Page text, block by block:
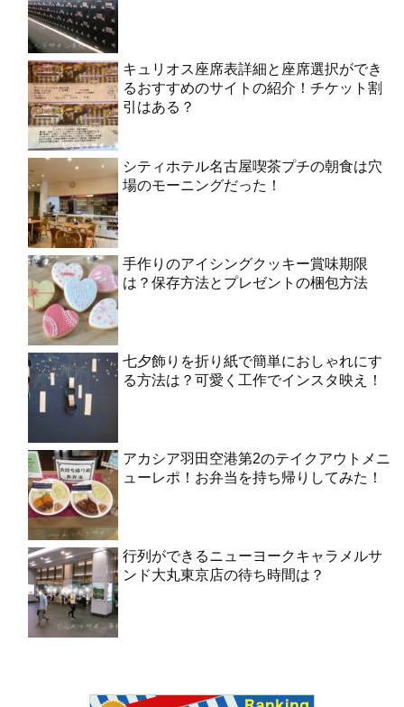
キュリオス座席表詳細と座席選択ができ
るおすすめのサイトの紹介！チケット割
引はある？
シティホテル名古屋喫茶プチの朝食は穴
場のモーニングだった！
手作りのアイシングクッキー賞味期限
は？保存方法とプレゼントの梱包方法
七夕飾りを折り紙で簡単におしゃれにす
る方法は？可愛く工作でインスタ映え！
アカシア羽田空港第2のテイクアウトメニ
ューレポ！お弁当を持ち帰りしてみた！
行列ができるニューヨークキャラメルサ
ンド大丸東京店の待ち時間は？